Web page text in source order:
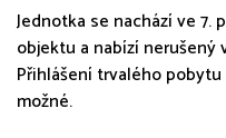
Jednotka se nachází ve
objektu a nabízí
Přihlášení trvalého
možné.